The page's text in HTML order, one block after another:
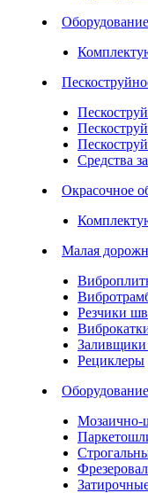
Средства
Окрасочное
Малая
Резчики
Рециклеры